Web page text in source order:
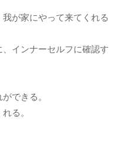
が家にやって来てくれる
インナーセルフに確認す
できる。
る。